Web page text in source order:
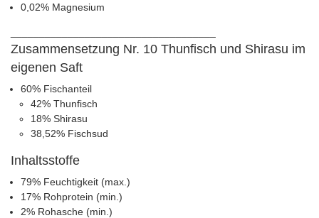
0,02% Magnesium
Zusammensetzung Nr. 10 Thunfisch und Shirasu im
eigenen Saft
60% Fischanteil
42% Thunfisch
18% Shirasu
38,52% Fischsud
Inhaltsstoffe
79% Feuchtigkeit (max.)
17% Rohprotein (min.)
2% Rohasche (min.)